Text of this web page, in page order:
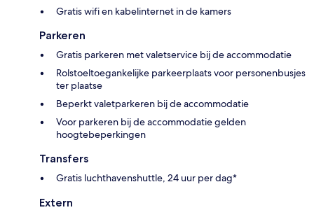
Gratis wifi en kabelinternet in de kamers
Parkeren
Gratis parkeren met valetservice bij de accommodatie
Rolstoeltoegankelijke parkeerplaats voor personenbusjes
ter plaatse
Beperkt valetparkeren bij de accommodatie
Voor parkeren bij de accommodatie gelden
hoogtebeperkingen
Transfers
Gratis luchthavenshuttle, 24 uur per dag*
Extern